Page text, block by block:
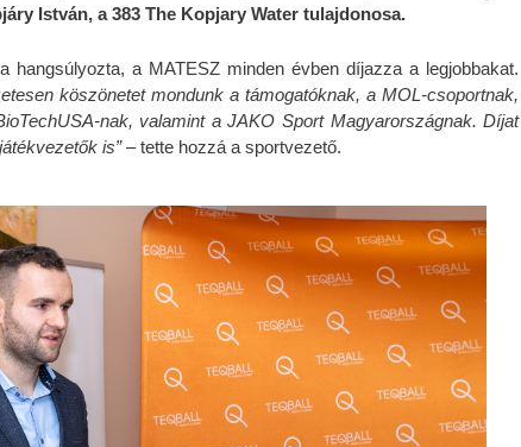
István, a 383 The Kopjary Water tulajdonosa.
hangsúlyozta, a MATESZ minden évben díjazza a legjobbakat.
köszönetet mondunk a támogatóknak, a MOL-csoportnak,
nak, valamint a JAKO Sport Magyarországnak. Díjat
is”– tette hozzá a sportvezető.